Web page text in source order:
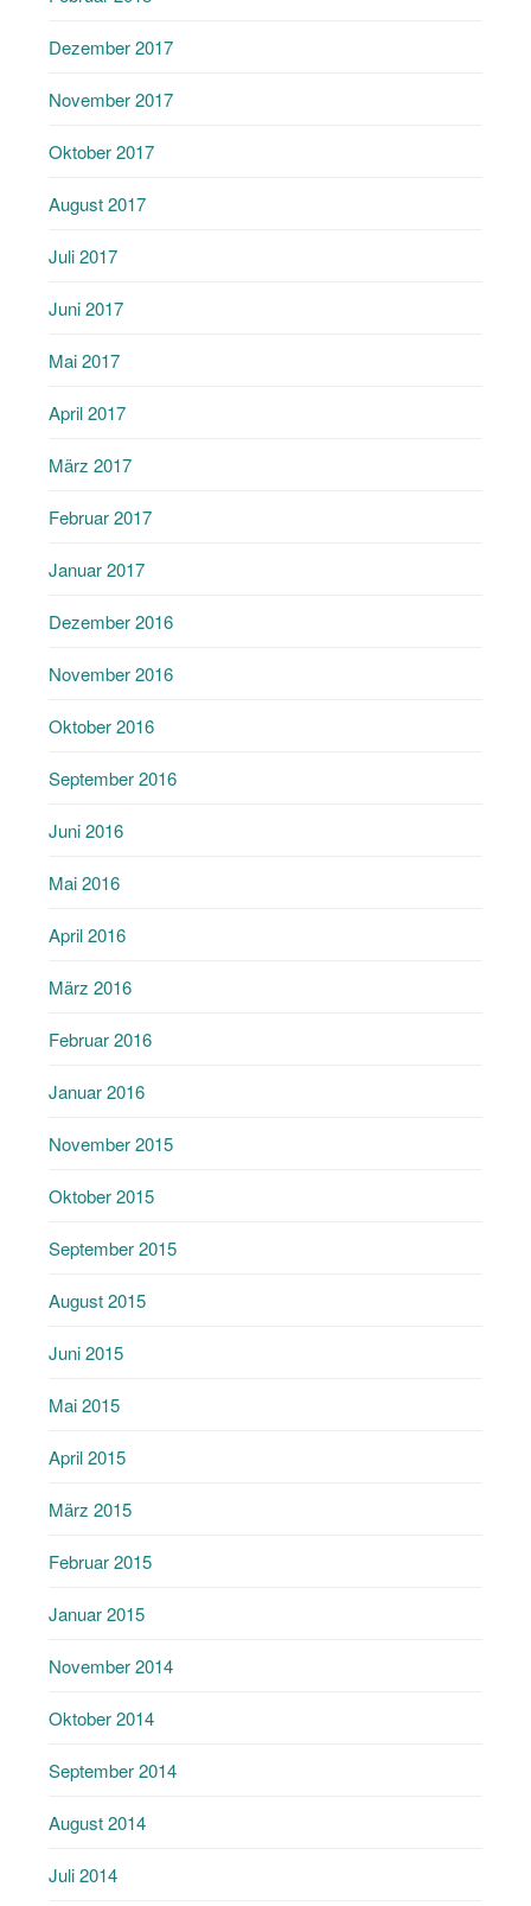
Dezember 2017
November 2017
Oktober 2017
August 2017
Juli 2017
Juni 2017
Mai 2017
April 2017
März 2017
Februar 2017
Januar 2017
Dezember 2016
November 2016
Oktober 2016
September 2016
Juni 2016
Mai 2016
April 2016
März 2016
Februar 2016
Januar 2016
November 2015
Oktober 2015
September 2015
August 2015
Juni 2015
Mai 2015
April 2015
März 2015
Februar 2015
Januar 2015
November 2014
Oktober 2014
September 2014
August 2014
Juli 2014